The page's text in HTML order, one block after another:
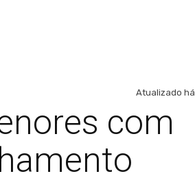
Atualizado há
com